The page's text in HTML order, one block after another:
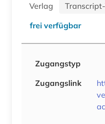
Verlag
frei verfügbar
Zugangstyp
Zugangslink